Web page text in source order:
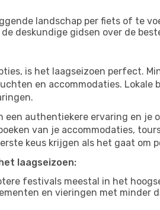
landschap per fiets of te
deskundige gidsen over de
is het laagseizoen perfect.
en accommodaties. Lokale
authentiekere ervaring en je
van je accommodaties,
keus krijgen als het gaat om
laagseizoen:
festivals meestal in het
en vieringen met minder